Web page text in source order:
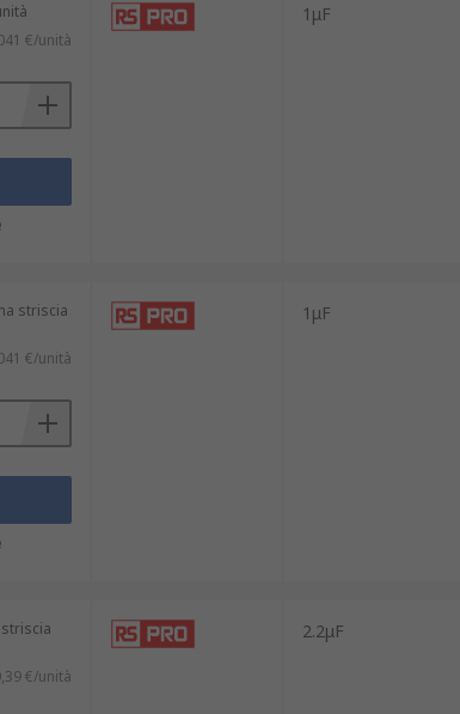
a livello internazionale,
Comunemente
precisione e stabilità inferiori
per circuiti che discriminano
€/unità
1μF
striscia
€/unità
1μF
€/unità
2.2μF